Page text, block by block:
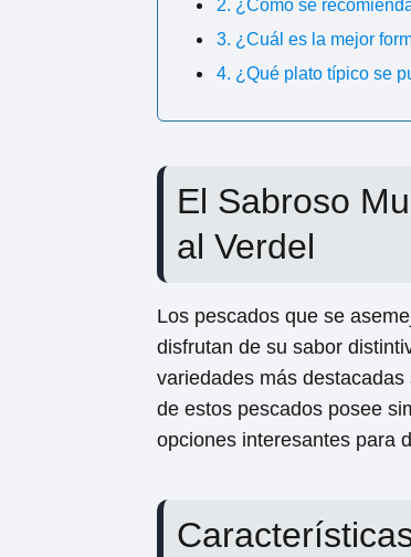
2. ¿Cómo se
3. ¿Cuál es la mejor
4. ¿Qué plato típico se
El Sabroso
al Verdel
Los pescados que se
disfrutan de su sabor
variedades más destacadas
de estos pescados posee
opciones interesantes para